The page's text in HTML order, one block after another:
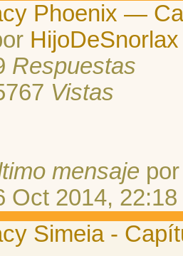
Phoenix —
HijoDeSnorlax
Respuestas
Vistas
mensaje
Oct 2014, 22:18
Simeia -